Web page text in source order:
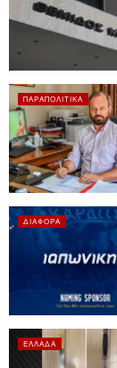
ΠΑΡΑΠΟΛΙΤΙΚΆ
ΔΙΆΦΟΡΑ
ΕΛΛΆΔΑ